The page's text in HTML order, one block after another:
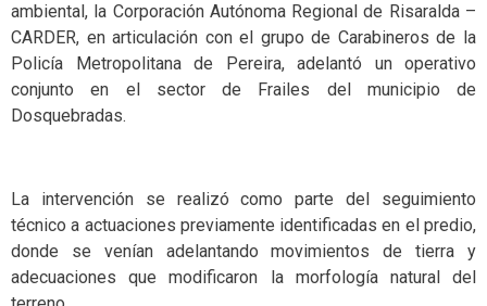
ambiental, la Corporación Autónoma Regional de Risaralda –
CARDER, en articulación con el grupo de Carabineros de la
Policía Metropolitana de Pereira, adelantó un operativo
conjunto en el sector de Frailes del municipio de
Dosquebradas.
La intervención se realizó como parte del seguimiento
técnico a actuaciones previamente identificadas en el predio,
donde se venían adelantando movimientos de tierra y
adecuaciones que modificaron la morfología natural del